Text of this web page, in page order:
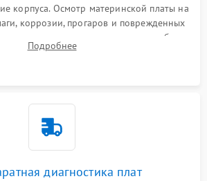
корпуса. Осмотр материнской платы на
коррозии, прогаров и поврежденных
состояния системы охлаждения, турбины
загрязнения радиатора пылью.
Подробнее
диагностика плат